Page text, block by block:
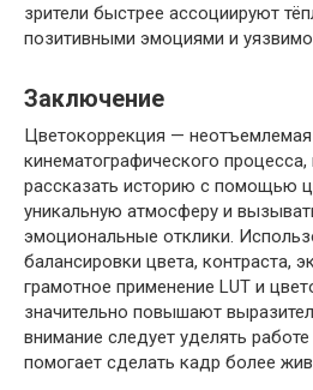
зрители быстрее ассоциируют
позитивными эмоциями и
Заключение
Цветокоррекция — неотъемлемая
кинематографического
рассказать историю с помощью
уникальную атмосферу и
эмоциональные отклики.
балансировки цвета, контраста,
грамотное применение LUT и
значительно повышают
внимание следует уделять
помогает сделать кадр более